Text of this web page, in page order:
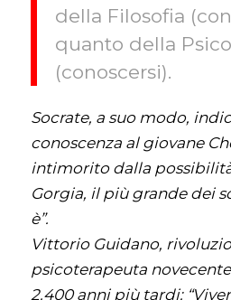
della Filosofia
quanto della
(conoscersi).
Socrate, a suo modo,
conoscenza al giovane
intimorito dalla
Gorgia, il più grande dei
è”.
Vittorio Guidano,
psicoterapeuta
2.400 anni più tardi: